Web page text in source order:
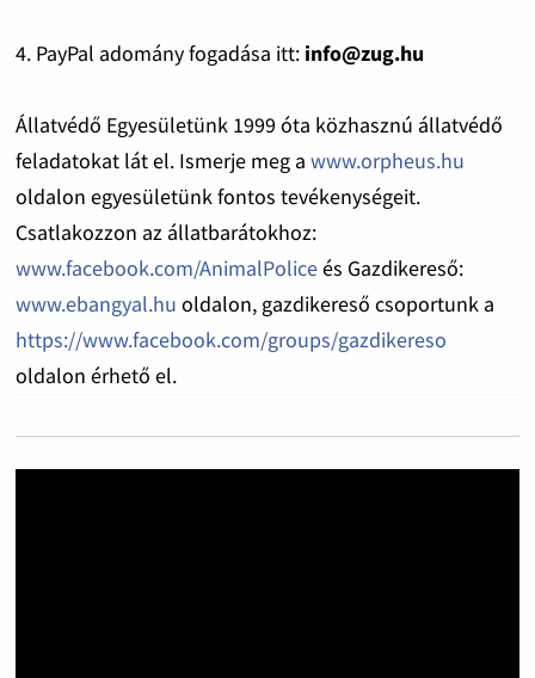
4. PayPal adomány fogadása itt: info@zug.hu
Állatvédő Egyesületünk 1999 óta közhasznú állatvédő
feladatokat lát el. Ismerje meg a www.orpheus.hu
oldalon egyesületünk fontos tevékenységeit.
Csatlakozzon az állatbarátokhoz:
www.facebook.com/AnimalPoliceés Gazdikereső:
www.ebangyal.hu oldalon, gazdikereső csoportunk a
https://www.facebook.com/groups/gazdikereso
oldalon érhető el.